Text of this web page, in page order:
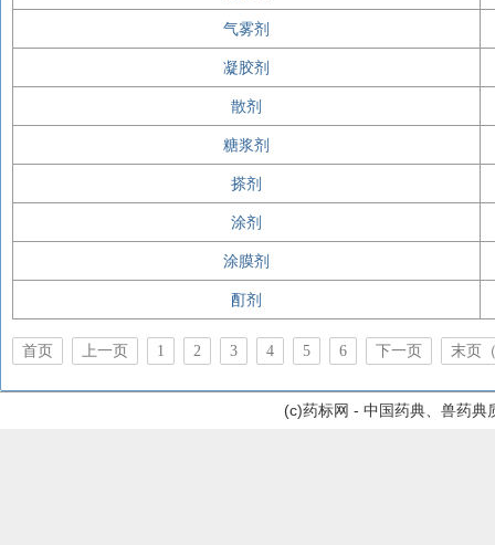
气雾剂
凝胶剂
散剂
糖浆剂
搽剂
涂剂
涂膜剂
酊剂
首页 上一页 1 2 3 4 5 6 下一页 末页
(c)药标网 - 中国药典、兽药典